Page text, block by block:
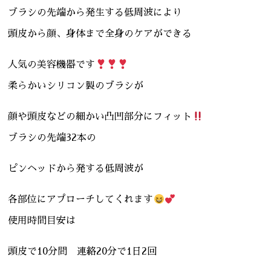
ブラシの先端から発生する低周波により
頭皮から顔、身体まで全身のケアができる
人気の美容機器です
柔らかいシリコン製のブラシが
顔や頭皮などの細かい凸凹部分にフィット
ブラシの先端32本の
ピンヘッドから発する低周波が
各部位にアプローチしてくれます
使用時間目安は
頭皮で10分間 連絡20分で1日2回